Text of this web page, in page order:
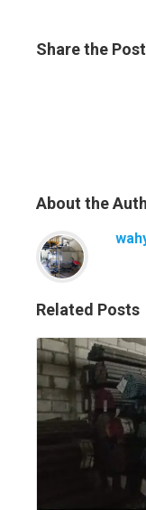
Sharethe Post
About the
Related Posts